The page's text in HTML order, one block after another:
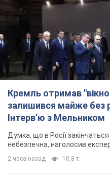
залишився майже без
Інтерв’ю з Мельником
Думка, що в Росії
небезпечна, наголосив
2 часа назад 10,8 т.
"Все горіло":
3-річного хлопчика і
атаки РФ на Київщину.
2 часа назад 2,1 т.